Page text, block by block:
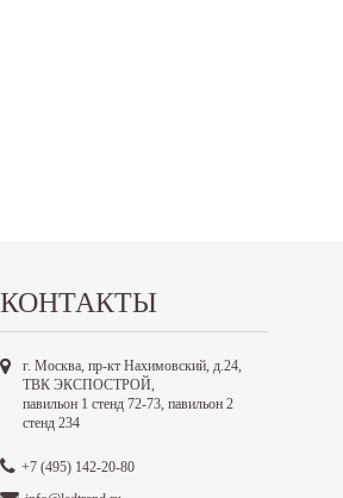
КОНТАКТЫ
г. Москва, пр-кт Нахимовский, д.24,
ТВК ЭКСПОСТРОЙ,
павильон 1 стенд 72-73, павильон 2
стенд 234
+7 (495) 142-20-80